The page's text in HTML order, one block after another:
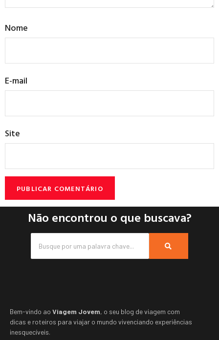
Nome
E-mail
Site
Não encontrou o que buscava?
Bem-vindo ao Viagem Jovem, o seu blog de viagem com
dicas e roteiros para viajar o mundo vivenciando experiências
inesquecíveis.